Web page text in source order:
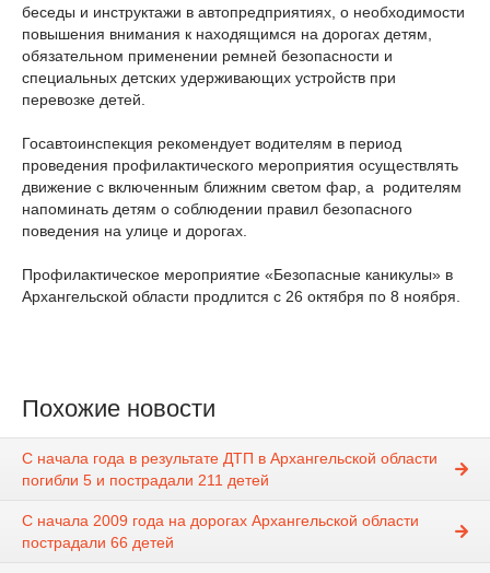
беседы и инструктажи в автопредприятиях, о необходимости
повышения внимания к находящимся на дорогах детям,
обязательном применении ремней безопасности и
специальных детских удерживающих устройств при
перевозке детей.
Госавтоинспекция рекомендует водителям в период
проведения профилактического мероприятия осуществлять
движение с включенным ближним светом фар, а родителям
напоминать детям о соблюдении правил безопасного
поведения на улице и дорогах.
Профилактическое мероприятие «Безопасные каникулы» в
Архангельской области продлится с 26 октября по 8 ноября.
Похожие новости
С начала года в результате ДТП в Архангельской области
погибли 5 и пострадали 211 детей
С начала 2009 года на дорогах Архангельской области
пострадали 66 детей